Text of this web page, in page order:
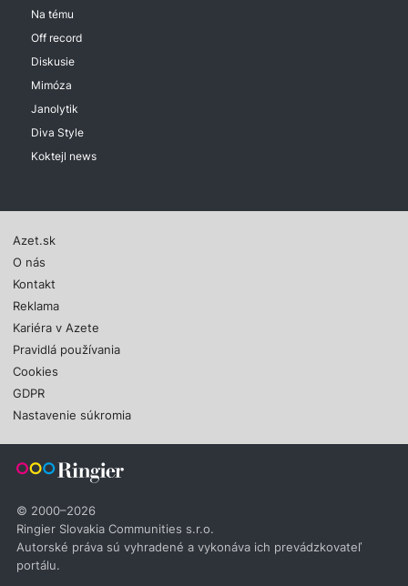
Na tému
Off record
Diskusie
Mimóza
Janolytik
Diva Style
Koktejl news
Azet.sk
O nás
Kontakt
Reklama
Kariéra v Azete
Pravidlá používania
Cookies
GDPR
Nastavenie súkromia
© 2000–2026
Ringier Slovakia Communities s.r.o.
Autorské práva sú vyhradené a vykonáva ich prevádzkovateľ
portálu.